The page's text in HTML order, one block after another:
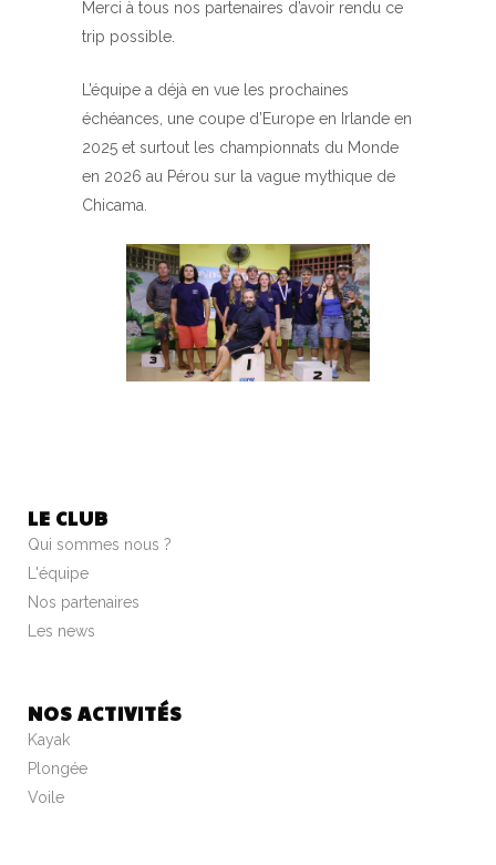
Merci à tous nos partenaires d’avoir rendu ce
trip possible.
L’équipe a déjà en vue les prochaines
échéances, une coupe d’Europe en Irlande en
2025 et surtout les championnats du Monde
en 2026 au Pérou sur la vague mythique de
Chicama.
LE CLUB
Qui sommes nous ?
L'équipe
Nos partenaires
Les news
NOS ACTIVITÉS
Kayak
Plongée
Voile